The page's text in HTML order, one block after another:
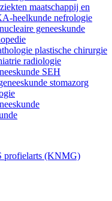
maatschappij en
heelkunde nefrologie
nucleaire geneeskunde
plastische chirurgie
radiologie
SEH
stomazorg
profielarts (KNMG)